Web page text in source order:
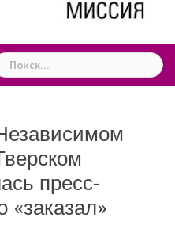
пресс-
«заказал»